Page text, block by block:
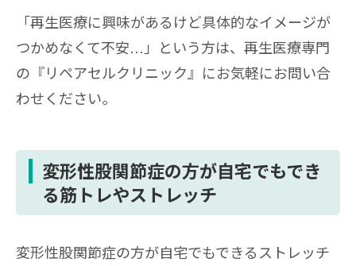
「再生医療に興味があるけど具体的なイメージが
つかめなくて不安…」という方は、再生医療専門
の『リペアセルクリニック』にお気軽にお問い合
わせください。
変形性股関節症の方が自宅でもでき
る筋トレやストレッチ
変形性股関節症の方が自宅でもできるストレッチ